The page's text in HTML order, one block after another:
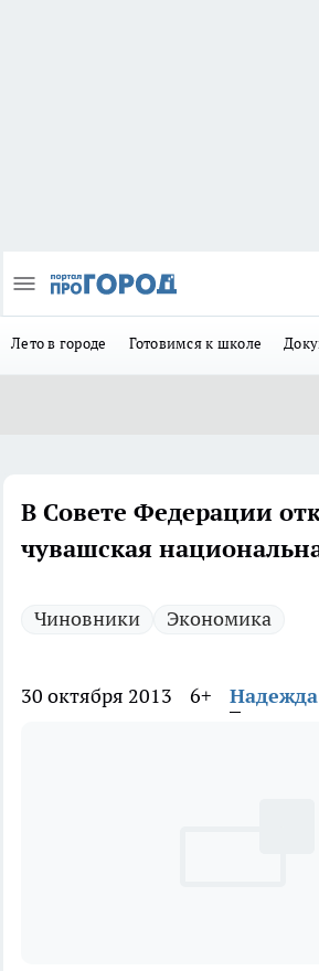
Лето в городе Готовимся к школе
В Совете Федерации
чувашская
Чиновники Экономика
30 октября 2013 6+